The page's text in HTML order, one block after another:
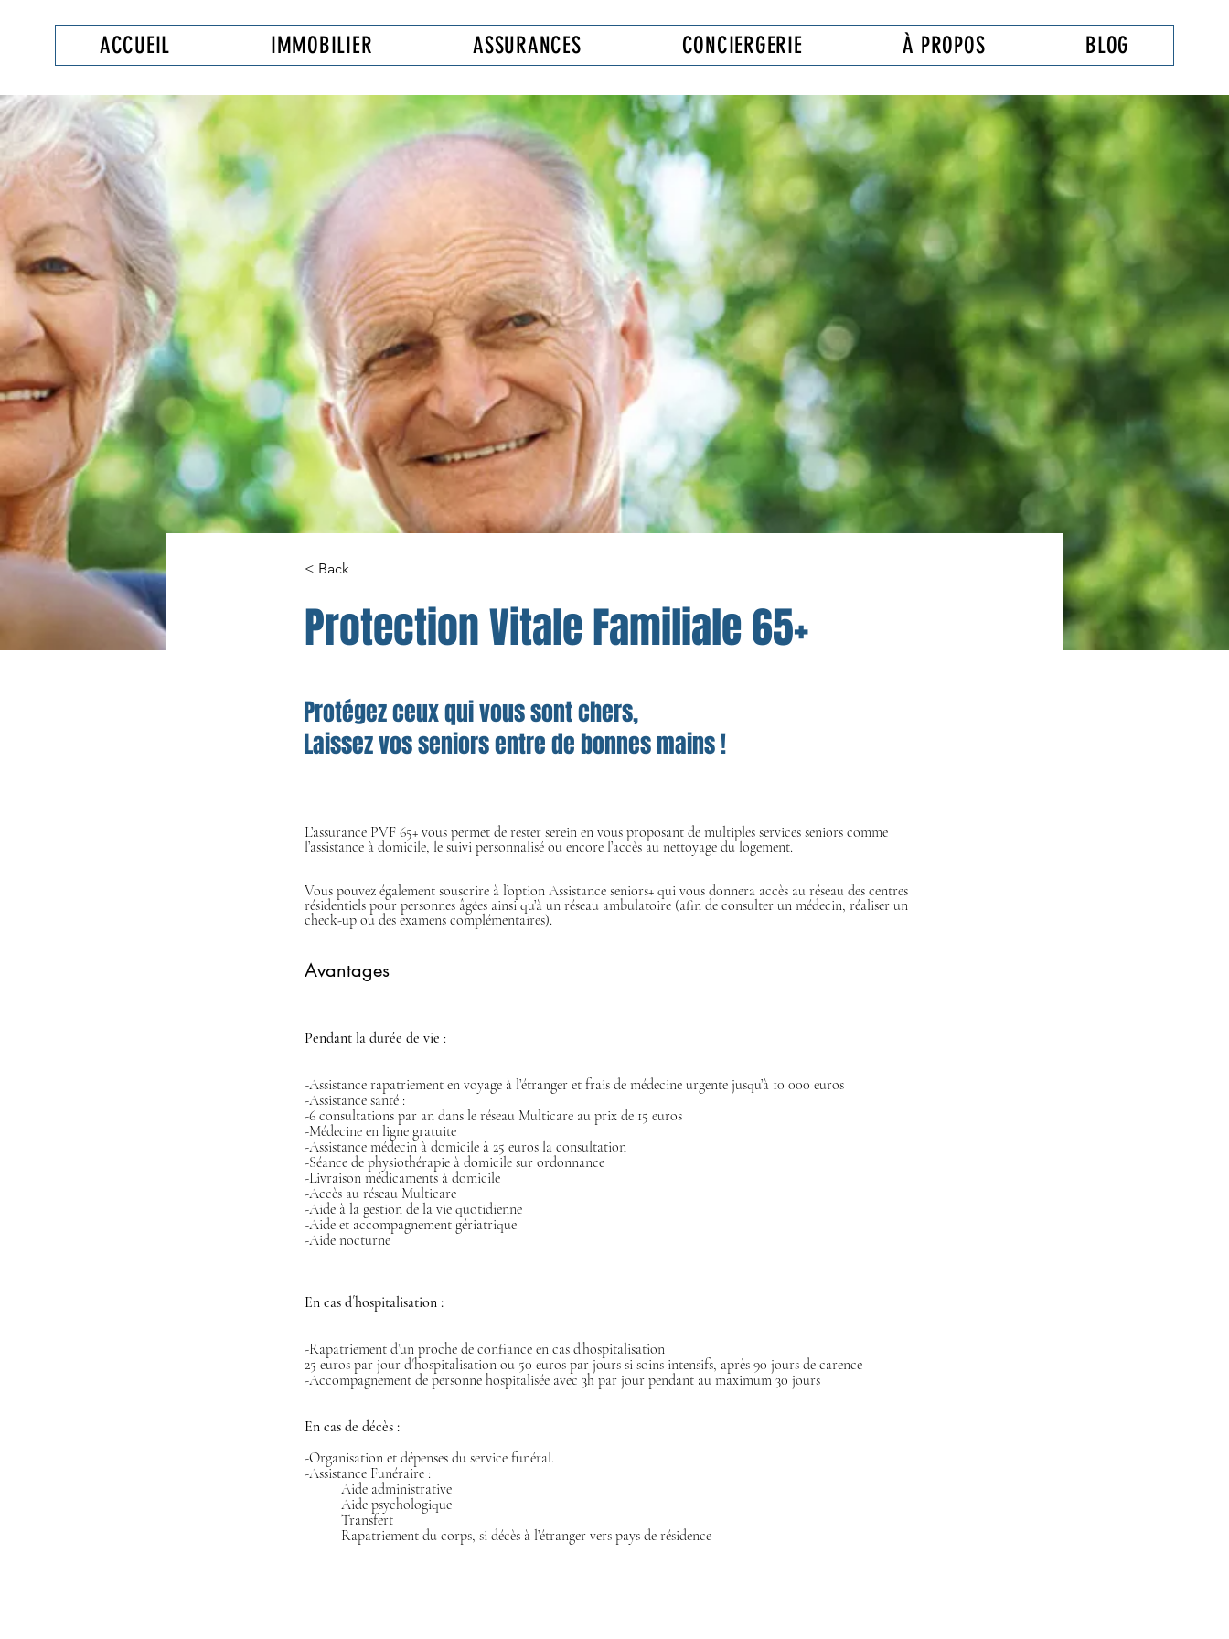
ACCUEIL IMMOBILIER ASSURANCES CONCIERGERIE À PROPOS BLOG
< Back
Protection Vitale Familiale 65+
Protégez ceux qui vous sont chers,
Laissez vos seniors entre de bonnes mains !
L’assurance PVF 65+ vous permet de rester serein en vous proposant de multiples services seniors comme
l’assistance à domicile, le suivi personnalisé ou encore l’accès au nettoyage du logement.
Vous pouvez également souscrire à l’option Assistance seniors+ qui vous donnera accès au réseau des centres
résidentiels pour personnes âgées ainsi qu’à un réseau ambulatoire (afin de consulter un médecin, réaliser un
check-up ou des examens complémentaires).
Avantages
Pendant la durée de vie :
-Assistance rapatriement en voyage à l’étranger et frais de médecine urgente jusqu’à 10 000 euros
-Assistance santé :
-Médecine en ligne gratuite
-Assistance médecin à domicile à 25 euros la consultation
-Séance de physiothérapie à domicile sur ordonnance
-Livraison médicaments à domicile
-Accès au réseau Multicare
-Aide à la gestion de la vie quotidienne
-Aide et accompagnement gériatrique
-Aide nocturne
En cas d´hospitalisation :
-Rapatriement d’un proche de confiance en cas d’hospitalisation
25 euros par jour d´hospitalisation ou 50 euros par jours si soins intensifs, après 90 jours de carence
-Accompagnement de personne hospitalisée avec 3h par jour pendant au maximum 30 jours
En cas de décès :
-Organisation et dépenses du service funéral.
-Assistance Funéraire :
	Aide administrative
	Aide psychologique
	Transfert
	Rapatriement du corps, si décès à l’étranger vers pays de résidence